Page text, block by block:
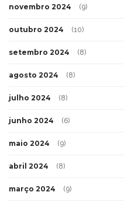
novembro 2024 (9)
outubro 2024 (10)
setembro 2024 (8)
agosto 2024 (8)
julho 2024 (8)
junho 2024 (6)
maio 2024 (9)
abril 2024 (8)
março 2024 (9)